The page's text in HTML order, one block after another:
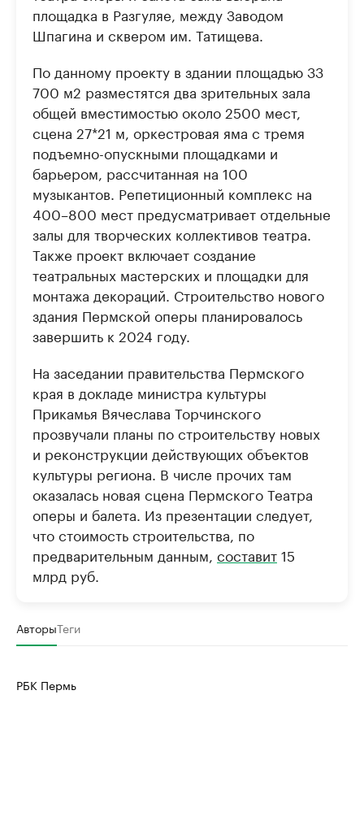
площадка в Разгуляе, между Заводом
Шпагина и сквером им. Татищева.
По данному проекту в здании площадью 33
700 м2 разместятся два зрительных зала
общей вместимостью около 2500 мест,
сцена 27*21 м, оркестровая яма с тремя
подъемно-опускными площадками и
барьером, рассчитанная на 100
музыкантов. Репетиционный комплекс на
400–800 мест предусматривает отдельные
залы для творческих коллективов театра.
Также проект включает создание
театральных мастерских и площадки для
монтажа декораций. Строительство нового
здания Пермской оперы планировалось
завершить к 2024 году.
На заседании правительства Пермского
края в докладе министра культуры
Прикамья Вячеслава Торчинского
прозвучали планы по строительству новых
и реконструкции действующих объектов
культуры региона. В числе прочих там
оказалась новая сцена Пермского Театра
оперы и балета. Из презентации следует,
что стоимость строительства, по
предварительным данным, составит15
млрд руб.
АвторыТеги
РБК Пермь